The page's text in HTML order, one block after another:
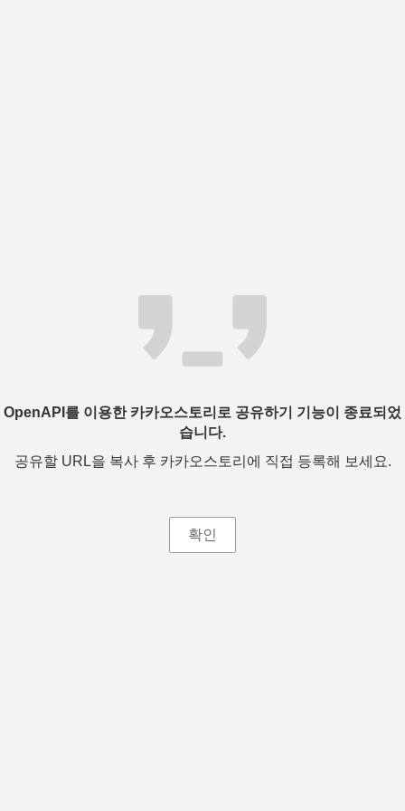
OpenAPI를 이용한 카카오스토리로 공유하기 기능이 종료되었
습니다.
공유할 URL을 복사 후 카카오스토리에 직접 등록해 보세요.
확인